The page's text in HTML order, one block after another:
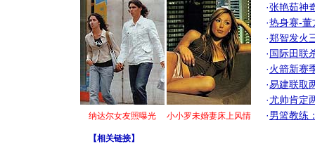
纳达尔女友照曝光 小小罗未婚妻床上风情
·张艳茹神
·热身赛-董
·郑智发火
·国际田联
·火箭新赛
·易建联取
·尤帅肯定
·男篮教练
【相关链接】